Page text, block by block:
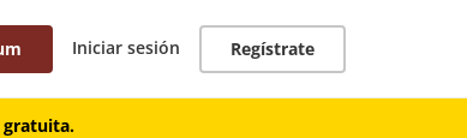
Iniciar sesión Regístrate
gratuita.